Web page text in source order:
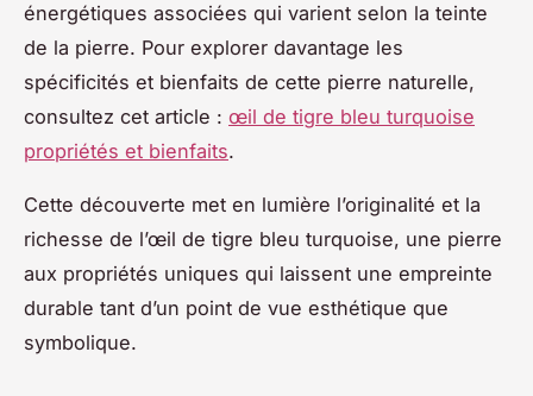
énergétiques associées qui varient selon la teinte
de la pierre. Pour explorer davantage les
spécificités et bienfaits de cette pierre naturelle,
consultez cet article : œil de tigre bleu turquoise
propriétés et bienfaits.
Cette découverte met en lumière l’originalité et la
richesse de l’œil de tigre bleu turquoise, une pierre
aux propriétés uniques qui laissent une empreinte
durable tant d’un point de vue esthétique que
symbolique.